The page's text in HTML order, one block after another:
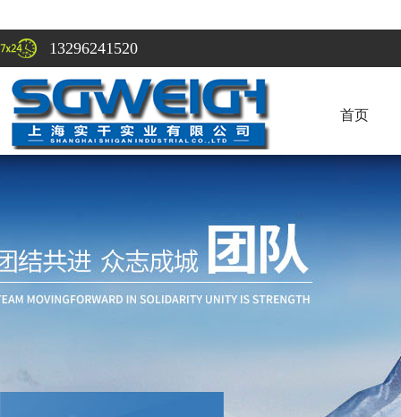
13296241520
首页